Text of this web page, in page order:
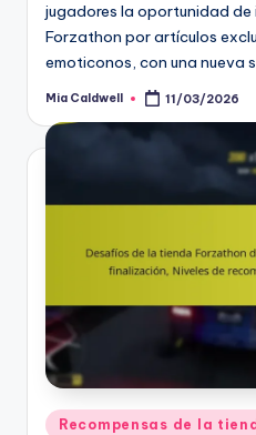
jugadores la oportunidad de
Forzathon por artículos
emoticonos, con una nueva
Posted
Mia Caldwell 11/03/2026
Posted
Recompensas de la